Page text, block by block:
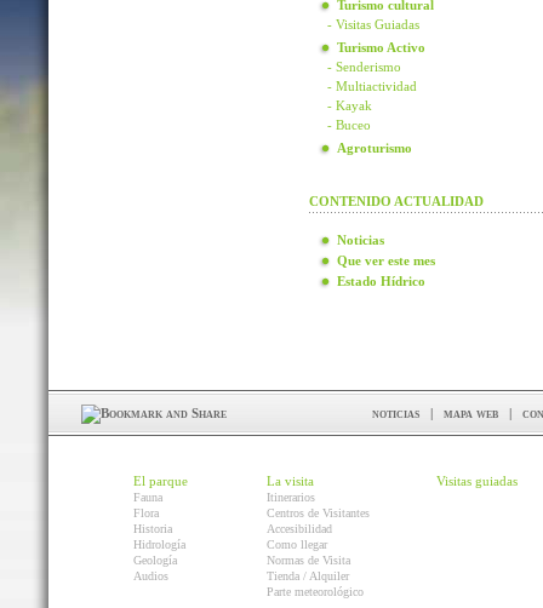
Turismo cultural
- Visitas Guiadas
Turismo Activo
- Senderismo
- Multiactividad
- Kayak
- Buceo
Agroturismo
CONTENIDO ACTUALIDAD
Noticias
Que ver este mes
Estado Hídrico
noticias | mapa web |
El parque
Fauna
Flora
Historia
Hidrología
Geología
Audios
La visita
Itinerarios
Centros de Visitantes
Accesibilidad
Como llegar
Normas de Visita
Tienda / Alquiler
Parte meteorológico
Visitas guiadas